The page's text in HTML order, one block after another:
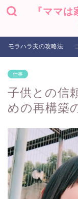
『ママ
モラハラ夫の攻略法
仕事
子供との信
めの再構築